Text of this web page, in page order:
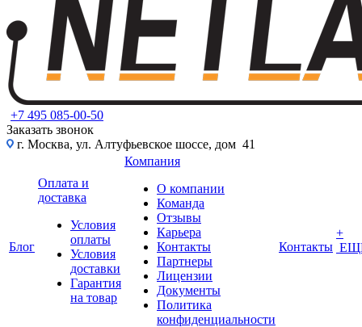
+7 495 085-00-50
Заказать звонок
г. Москва, ул. Алтуфьевское шоссе, дом 41
Блог
Оплата и
доставка
Условия
оплаты
Условия
доставки
Гарантия
на товар
Компания
О компании
Команда
Отзывы
Карьера
Контакты
Партнеры
Лицензии
Документы
Политика
конфиденциальности
Контакты
+